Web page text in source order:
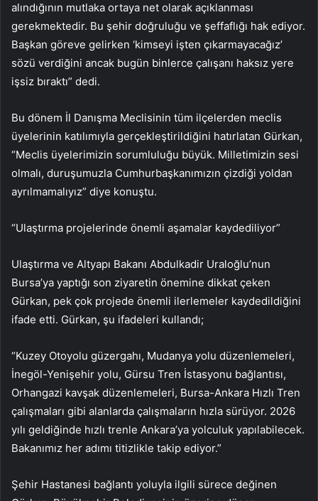
alındığının mutlaka ortaya net olarak açıklanması
gerekmektedir. Bu şehir doğruluğu ve şeffaflığı hak ediyor.
Başkan göreve gelirken ‘kimseyi işten çıkarmayacağız’
sözü verdiğini ancak bugün binlerce çalışanı haksız yere
işsiz bıraktı” dedi.
Bu dönem İl Danışma Meclisinin tüm ilçelerden meclis
üyelerinin katılımıyla gerçekleştirildiğini hatırlatan Gürkan,
“Meclis üyelerimizin sorumluluğu büyük. Milletimizin sesi
olmalı, duruşumuzla Cumhurbaşkanımızın çizdiği yoldan
ayrılmamalıyız” diye konuştu.
“Ulaştırma projelerinde önemli aşamalar kaydediliyor”
Ulaştırma ve Altyapı Bakanı Abdulkadir Uraloğlu’nun
Bursa’ya yaptığı son ziyaretin önemine dikkat çeken
Gürkan, pek çok projede önemli ilerlemeler kaydedildiğini
ifade etti. Gürkan, şu ifadeleri kullandı;
“Kuzey Otoyolu güzergahı, Mudanya yolu düzenlemeleri,
İnegöl-Yenişehir yolu, Gürsu Tren İstasyonu bağlantısı,
Orhangazi kavşak düzenlemeleri, Bursa-Ankara Hızlı Tren
çalışmaları gibi alanlarda çalışmaların hızla sürüyor. 2026
yılı geldiğinde hızlı trenle Ankara’ya yolculuk yapılabilecek.
Bakanımız her adımı titizlikle takip ediyor.”
Şehir Hastanesi bağlantı yoluyla ilgili sürece değinen